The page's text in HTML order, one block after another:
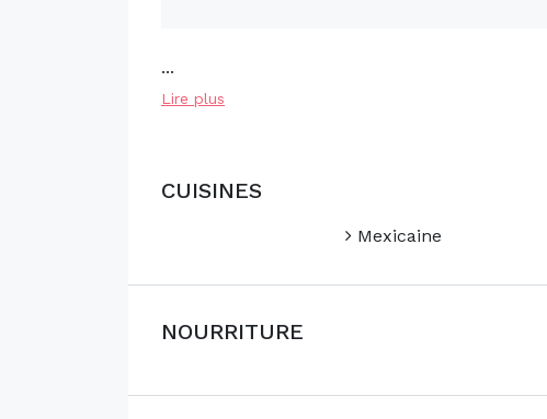
...
Lire plus
CUISINES
Mexicaine
NOURRITURE